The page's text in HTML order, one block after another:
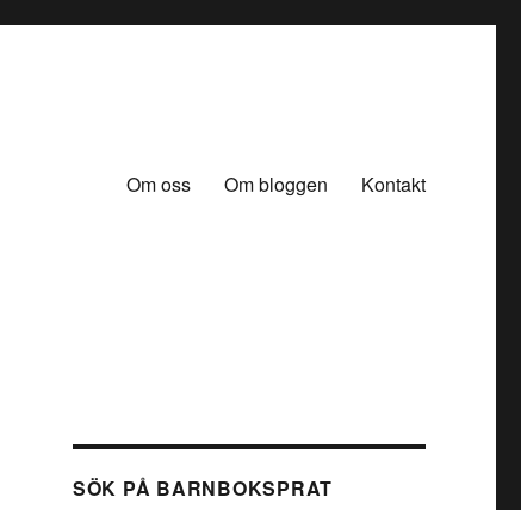
Om oss Om bloggen Kontakt
SÖK PÅ BARNBOKSPRAT